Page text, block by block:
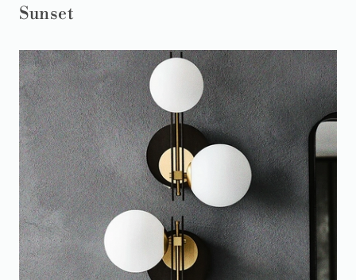
Sunset